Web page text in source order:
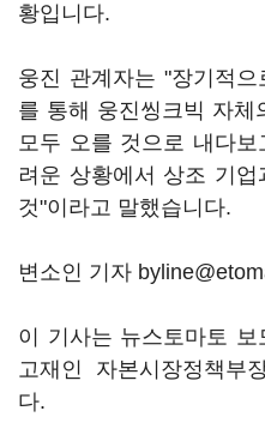
황입니다.
웅진 관계자는 "장기적
를 통해 웅진씽크빅 자체
모두 오를 것으로 내다
려운 상황에서 상조 기
것"이라고 말했습니다.
변소인 기자
이 기사는 뉴스토마토
고재인 자본시장정책부
다.